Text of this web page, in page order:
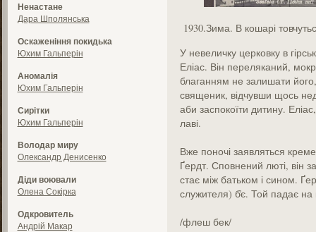
Ненастане
Дара Шполянська
Оскаженіння покидька
Юхим Гальперін
Аномалія
Юхим Гальперін
Сирітки
Юхим Гальперін
Володар миру
Олександр Денисенко
Діди воювали
Олена Сокірка
Одкровитель
Андрій Макар
1930.Зима. В кошарі
У невеличку церковку в
Еліас. Він переляканий,
благанням не залишати
священик, відчувши щось
аби заспокоїти дитину.
лаві.
Вже поночі заявляться
Ґердт. Сповнений люті, він
стає між батьком і сином.
служителя) б̓є. Той падає на
/флеш бек/